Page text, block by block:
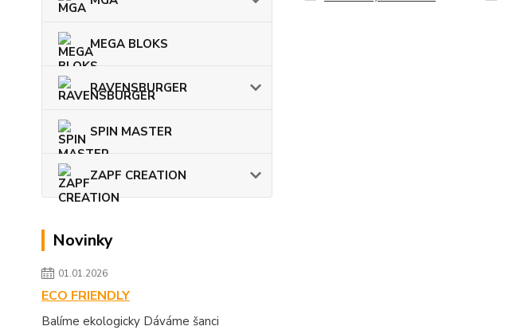
MEGA BLOKS
RAVENSBURGER
SPIN MASTER
ZAPF CREATION
Novinky
01.01.2026
ECO FRIENDLY
Balíme ekologicky Dáváme šanci